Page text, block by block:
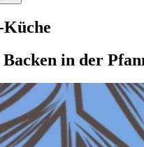
in der